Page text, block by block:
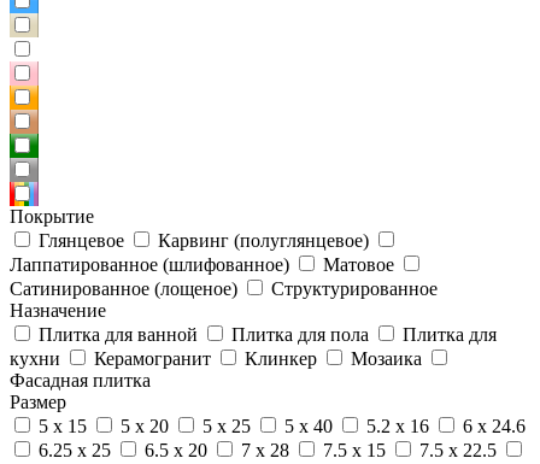
Покрытие
Глянцевое
Карвинг (полуглянцевое)
Лаппатированное (шлифованное)
Матовое
Сатинированное (лощеное)
Структурированное
Назначение
Плитка для ванной
Плитка для пола
Плитка для
кухни
Керамогранит Клинкер
Мозаика
Фасадная плитка
Размер
5 x 15
5 x 20 5 x 25 5 x 40 5.2 x 16
6 x 24.6
6.25 x 25
6.5 x 20 7 x 28 7.5 x 15
7.5 x 22.5